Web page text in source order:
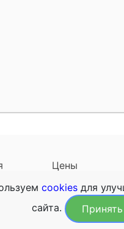
Цены
Обработка данных
cookies для
сайта.
Принять